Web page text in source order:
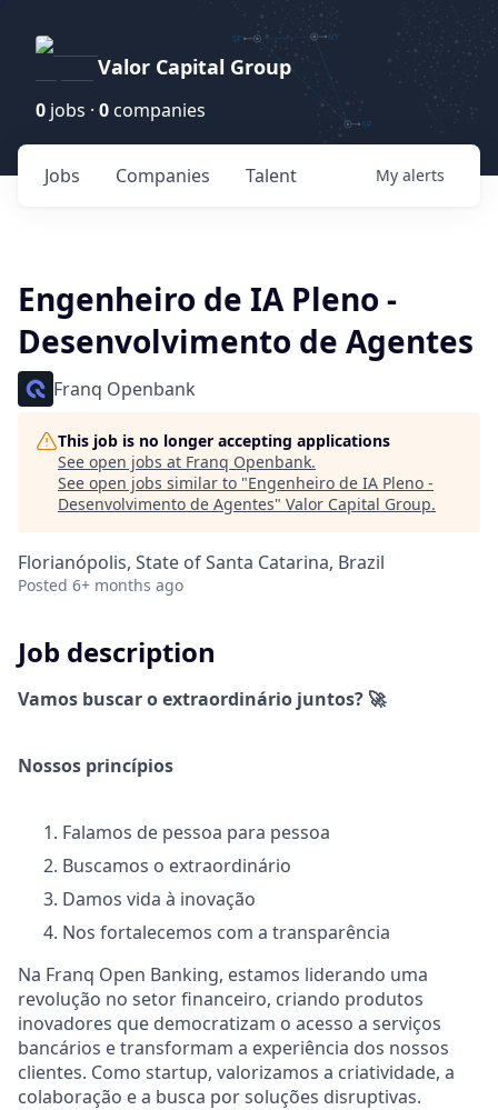
Valor Capital Group
0 jobs · 0 companies
Jobs Companies Talent My alerts
Engenheiro de IA Pleno -
Desenvolvimento de Agentes
Franq Openbank
This job is no longer accepting applications
See open jobs at Franq Openbank.
See open jobs similar to "Engenheiro de IA Pleno -
Desenvolvimento de Agentes" Valor Capital Group.
Florianópolis, State of Santa Catarina, Brazil
Posted 6+ months ago
Job description
Vamos buscar o extraordinário juntos? 🚀
Nossos princípios
Falamos de pessoa para pessoa
Buscamos o extraordinário
Damos vida à inovação
Nos fortalecemos com a transparência
Na Franq Open Banking, estamos liderando uma
revolução no setor financeiro, criando produtos
inovadores que democratizam o acesso a serviços
bancários e transformam a experiência dos nossos
clientes. Como startup, valorizamos a criatividade, a
colaboração e a busca por soluções disruptivas.